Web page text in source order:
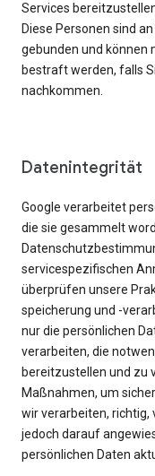
Services
Diese Personen sind
gebunden und können
bestraft werden, falls
nachkommen.
Datenintegrität
Google verarbeitet
die sie gesammelt
servicespezifischen
überprüfen unsere
speicherung und -
nur die persönlichen
verarbeiten, die
bereitzustellen und zu
Maßnahmen, um
wir verarbeiten, richtig,
jedoch darauf
persönlichen Daten